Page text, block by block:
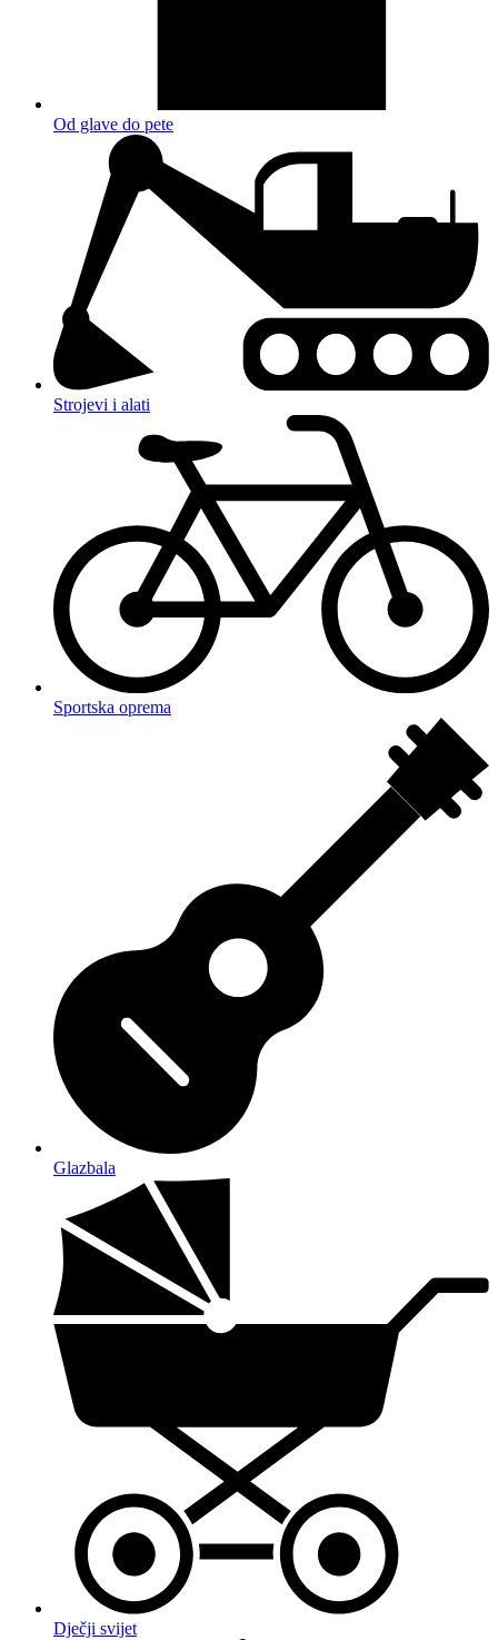
Od glave do pete
Strojevi i alati
Sportska oprema
Glazbala
Dječji svijet